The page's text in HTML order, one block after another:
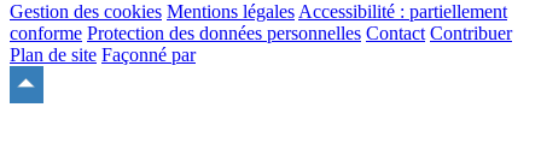
Gestion des cookies Mentions légales Accessibilité : partiellement
conforme Protection des données personnelles Contact Contribuer
Plan de site Façonné par